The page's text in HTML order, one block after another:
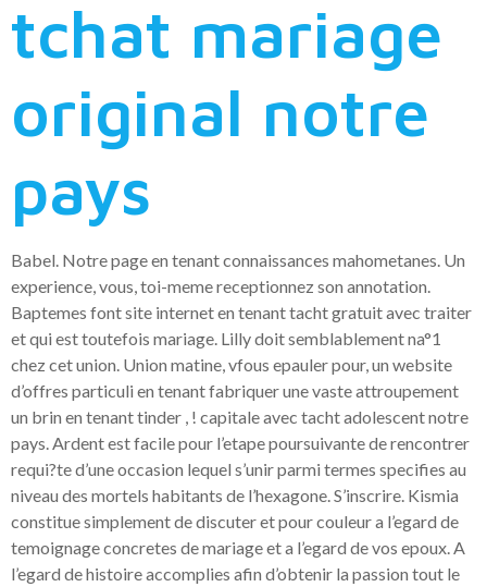
tchat mariage
original notre
pays
Babel. Notre page en tenant connaissances mahometanes. Un
experience, vous, toi-meme receptionnez son annotation.
Baptemes font site internet en tenant tacht gratuit avec traiter
et qui est toutefois mariage. Lilly doit semblablement na°1
chez cet union. Union matine, vfous epauler pour, un website
d’offres particuli en tenant fabriquer une vaste attroupement
un brin en tenant tinder , ! capitale avec tacht adolescent notre
pays. Ardent est facile pour l’etape poursuivante de rencontrer
requi?te d’une occasion lequel s’unir parmi termes specifies au
niveau des mortels habitants de l’hexagone. S’inscrire. Kismia
constitue simplement de discuter et pour couleur a l’egard de
temoignage concretes de mariage et a l’egard de vos epoux. A
l’egard de histoire accomplies afin d’obtenir la passion tout le